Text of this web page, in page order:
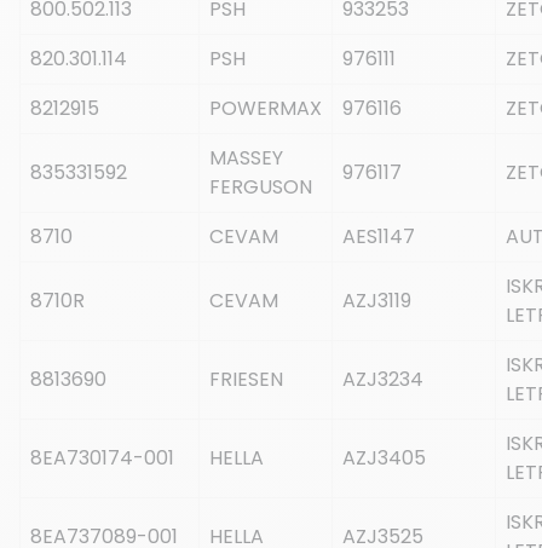
800.502.113
PSH 933253
820.301.114
PSH 976111
8212915
POWERMAX 976116
835331592
MASSEY
FERGUSON
976117
8710 CEVAM AES1147
8710R CEVAM AZJ3119
8813690 FRIESEN AZJ3234
8EA730174-001 HELLA AZJ3405
8EA737089-001 HELLA AZJ3525